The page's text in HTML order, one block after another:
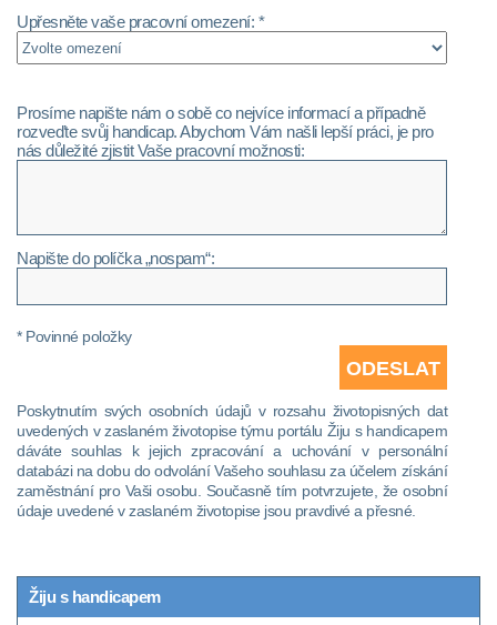
Upřesněte vaše pracovní omezení: *
Prosíme napište nám o sobě co nejvíce informací a případně
rozveďte svůj handicap. Abychom Vám našli lepší práci, je pro
nás důležité zjistit Vaše pracovní možnosti:
Napište do políčka „nospam“:
* Povinné položky
Poskytnutím svých osobních údajů v rozsahu životopisných dat
uvedených v zaslaném životopise týmu portálu Žiju s handicapem
dáváte souhlas k jejich zpracování a uchování v personální
databázi na dobu do odvolání Vašeho souhlasu za účelem získání
zaměstnání pro Vaši osobu. Současně tím potvrzujete, že osobní
údaje uvedené v zaslaném životopise jsou pravdivé a přesné.
Žiju s handicapem